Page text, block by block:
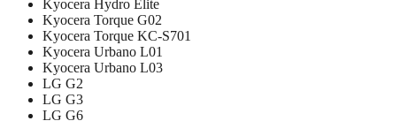
Kyocera Hydro Elite
Kyocera Torque G02
Kyocera Torque KC-S701
Kyocera Urbano L01
Kyocera Urbano L03
LG G2
LG G3
LG G6